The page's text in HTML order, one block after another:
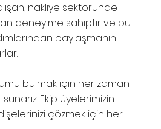
nakliye sektöründe
deneyime sahiptir ve bu
paylaşmanın
bulmak için her zaman
Ekip üyelerimizin
çözmek için her